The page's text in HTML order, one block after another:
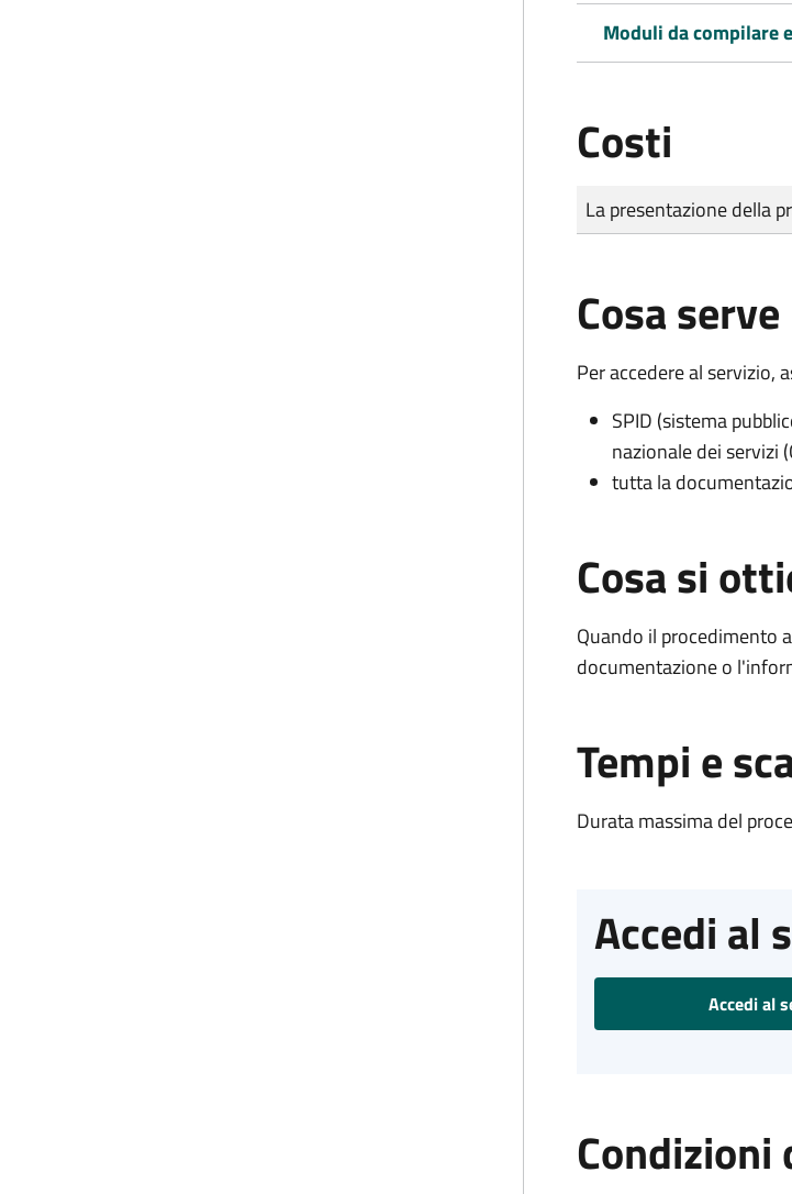
Moduli da compilare
Costi
Tipo di pagamento
Importo
La presentazione della
Cosa serve
Per accedere al servizio,
SPID (sistema
nazionale dei servizi
tutta la
Cosa si
Quando il procedimento
documentazione o
Tempi e
Durata massima del
Accedi al
Accedi al
Condizioni